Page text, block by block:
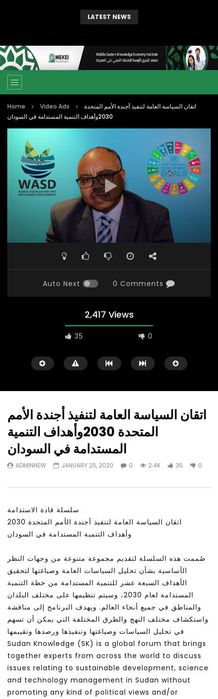
LATEST NEWS
Home Video Ads
اتقان السياسة العامة لتنفيذ أجندة الأمم المتحدة
2030وأهداف التنمية المستدامة في السودان
Auto Next 0 Comments
2,417 Views
35 0
Watch Later
31:56
سكاي نيوز عربية – أزمة نورد ستريم مزيد
من التأزيم أم مفتاح للحل؟ Prof. Allam
APRIL 9, 2023
الشباب: التحديات و الفرص
اتقان السياسة العامة لتنفيذ أجندة الأمم
المتحدة 2030وأهداف التنمية
المستدامة في السودان
ADMINNEW JANUARY 25, 2020 0 2.4K 35 0
سلسلة قادة الاستدامة
اتقان السياسة العامة لتنفيذ أجندة الأمم المتحدة 2030
وأهداف التنمية المستدامة في السودان
صُممت هذه السلسلة لتقديم مجموعة متنوعة من وجهات النظر
الأساسية بشأن تحليل السياسات العامة وصياغتها لتحقيق
الأهداف السبعة عشر للتنمية المستدامة من خطة التنمية
المستدامة لعام 2030، وسيتم تنظيمها على مختلف البلدان
والمناطق في جميع أنحاء العالم. ويهدف البرنامج إلى مناقشة
واستكشاف مختلف النهج والطرق المختلفة التي يمكن أن تسهم
في تحليل السياسات وصياغتها وتنفيذها ورصدها وتقييمها
Sudan Knowledge (SK) is a global forum that brings
together experts from across the world to discuss
issues relating to sustainable development, science
and technology management in Sudan without
promoting any kind of political views and/or